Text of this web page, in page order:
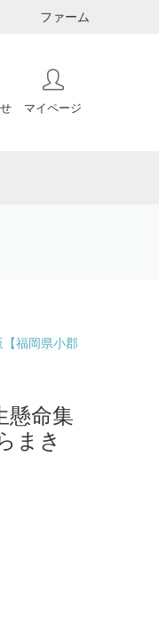
ファーム
マイページ
福岡県小郡
懸命集
まき